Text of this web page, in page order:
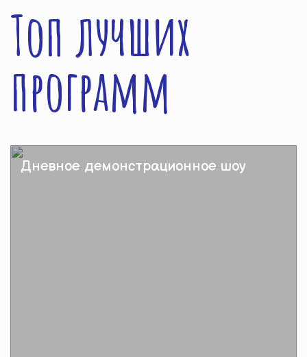
Топ лучших
программ
Дневное демонстрационное шоу